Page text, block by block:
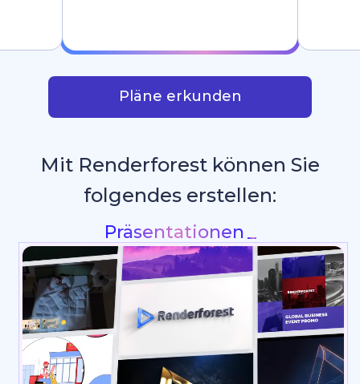
Pläne erkunden
Mit Renderforest können Sie
folgendes erstellen:
Grafiken für soziale Medien